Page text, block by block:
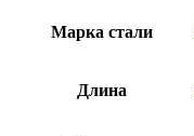
Марка стали
Длина